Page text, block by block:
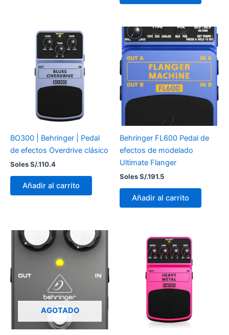
BO300 | Behringer | Pedal
de efectos Overdrive clásico
Soles S/.110.4
Añadir al carrito
Behringer FL600 Pedal de
efectos de modelado
Ultimate Flanger
Soles S/.191.5
Añadir al carrito
AGOTADO